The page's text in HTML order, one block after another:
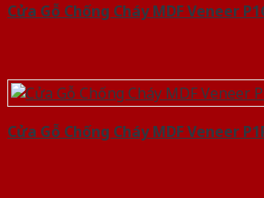
Cửa Gỗ Chống Cháy MDF Veneer
Cửa Gỗ Chống Cháy MDF Veneer